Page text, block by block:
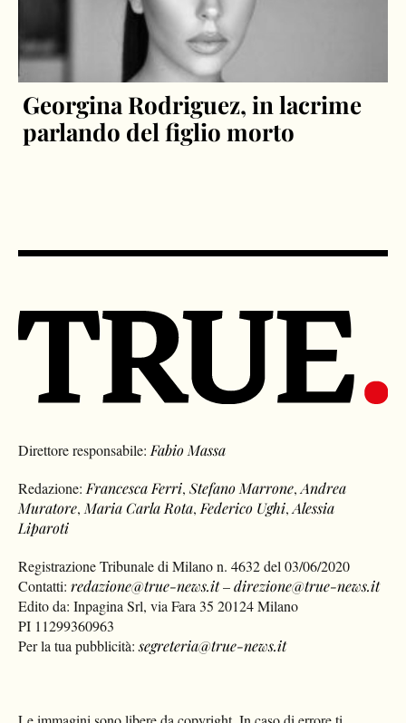
Georgina Rodriguez, in lacrime
parlando del figlio morto
Direttore responsabile: Fabio Massa
Redazione: Francesca Ferri,Stefano Marrone,Andrea
Muratore, Maria Carla Rota, Federico Ughi,Alessia
Liparoti
Registrazione Tribunale di Milano n. 4632 del 03/06/2020
Contatti:redazione@true-news.it–direzione@true-news.it
Edito da: Inpagina Srl, via Fara 35 20124 Milano
PI 11299360963
Per la tua pubblicità:segreteria@true-news.it